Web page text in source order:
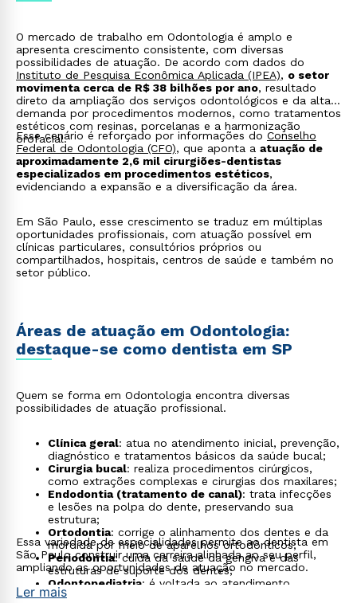
O mercado de trabalho em Odontologia é amplo e
apresenta crescimento consistente, com diversas
possibilidades de atuação. De acordo com dados do
Instituto de Pesquisa Econômica Aplicada (IPEA), o setor
movimenta cerca de R$ 38 bilhões por ano, resultado
direto da ampliação dos serviços odontológicos e da alta
demanda por procedimentos modernos, como tratamentos
estéticos com resinas, porcelanas e a harmonização
orofacial.
Esse cenário é reforçado por informações do Conselho
Federal de Odontologia (CFO), que aponta a atuação de
aproximadamente 2,6 mil cirurgiões-dentistas
especializados em procedimentos estéticos,
evidenciando a expansão e a diversificação da área.
Em São Paulo, esse crescimento se traduz em múltiplas
oportunidades profissionais, com atuação possível em
clínicas particulares, consultórios próprios ou
compartilhados, hospitais, centros de saúde e também no
setor público.
Áreas de atuação em Odontologia:
destaque-se como dentista em SP
Quem se forma em Odontologia encontra diversas
possibilidades de atuação profissional.
Clínica geral: atua no atendimento inicial, prevenção,
diagnóstico e tratamentos básicos da saúde bucal;
Cirurgia bucal: realiza procedimentos cirúrgicos,
como extrações complexas e cirurgias dos maxilares;
Endodontia (tratamento de canal): trata infecções
e lesões na polpa do dente, preservando sua
estrutura;
Ortodontia: corrige o alinhamento dos dentes e da
mordida por meio de aparelhos ortodônticos;
Periodontia: cuida da saúde da gengiva e das
estruturas de suporte dos dentes;
Odontopediatria: é voltada ao atendimento
odontológico de bebês, crianças e adolescentes;
Essa variedade de especialidades permite ao dentista em
São Paulo construir uma carreira alinhada ao seu perfil,
ampliando as oportunidades de atuação no mercado.
Ler mais